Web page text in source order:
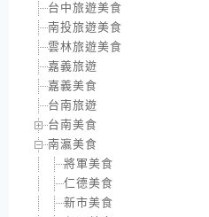
台中旅遊美食
南投旅遊美食
雲林旅遊美食
嘉義旅遊
嘉義美食
台南旅遊
台南美食
南瀛美食
將軍美食
仁德美食
新市美食